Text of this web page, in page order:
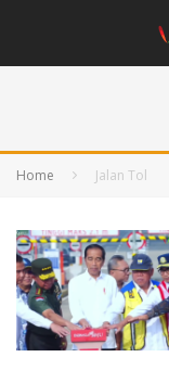
Home Jalan Tol